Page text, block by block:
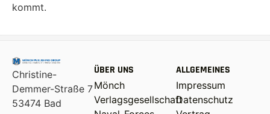
kommt.
Christine-
Demmer-Straße 7
53474 Bad
ÜBER UNS
Mönch
Verlagsgesellschaft
ALLGEMEINES
Impressum
Datenschutz